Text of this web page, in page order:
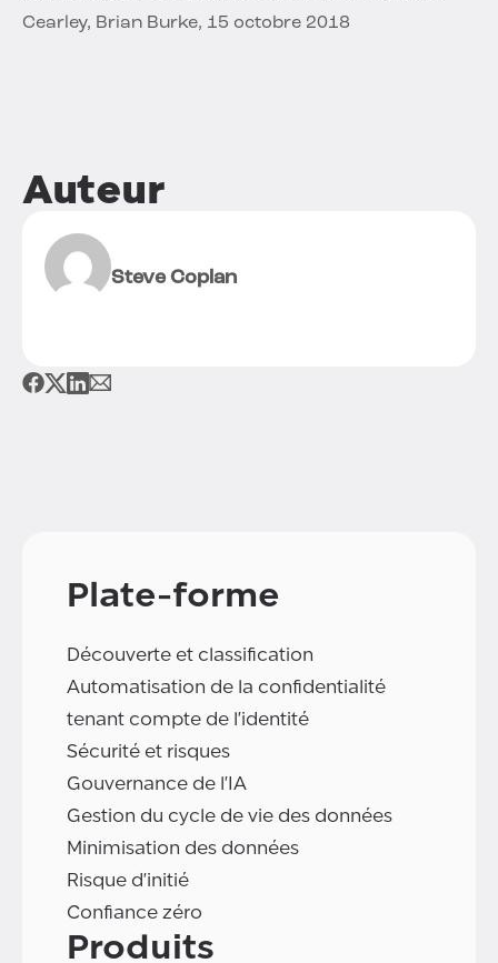
Cearley, Brian Burke, 15 octobre 2018
Auteur
Steve Coplan
Plate-forme
Découverte et classification
Automatisation de la confidentialité
tenant compte de l'identité
Sécurité et risques
Gouvernance de l'IA
Gestion du cycle de vie des données
Minimisation des données
Risque d'initié
Confiance zéro
Produits